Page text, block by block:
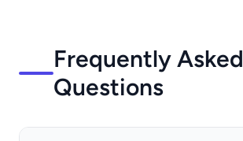
Frequently Asked
Questions